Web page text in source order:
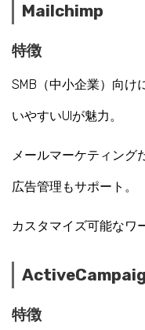
Mailchimp
特徴
SMB（中小企業）向け
いやすいUIが魅力。
メールマーケティング
広告管理もサポート。
カスタマイズ可能なワ
特徴